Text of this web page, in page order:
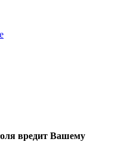
вредит Вашему